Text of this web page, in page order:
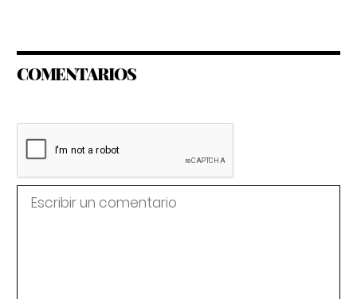
COMENTARIOS